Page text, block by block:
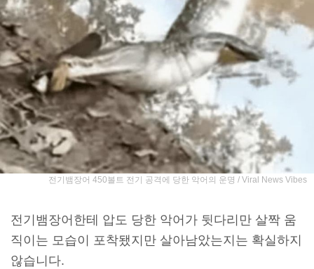
전기뱀장어 450볼트 전기 공격에 당한 악어의 운명 / Viral News Vibes
전기뱀장어한테 압도 당한 악어가 뒷다리만 살짝 움
직이는 모습이 포착됐지만 살아남았는지는 확실하지
않습니다.